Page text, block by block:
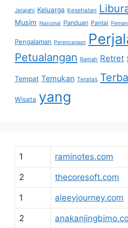
Jelajahi Keluarga Kesehatan
Musim Nasional Panduan Pantai
Pengalaman Perencanaan
Petualangan Ramah Retret
Tempat Temukan Teratas
Wisata yang
1 raminotes.com
2 thecoresoft.com
1 aleeyjourney.com
2